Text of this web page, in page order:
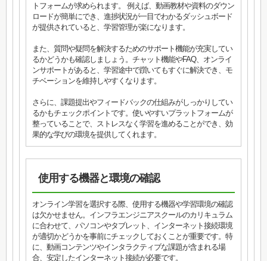
トフォームが求められます。 例えば、動画教材や資料のダウン
ロードが簡単にでき、進捗状況が一目でわかるダッシュボード
が提供されていると、学習管理が楽になります。
また、質問や疑問を解決するためのサポート機能が充実してい
るかどうかも確認しましょう。チャット機能やFAQ、オンライ
ンサポートがあると、学習途中で躓いてもすぐに解決でき、モ
チベーションを維持しやすくなります。
さらに、課題提出やフィードバックの仕組みがしっかりしてい
るかもチェックポイントです。使いやすいプラットフォームが
整っていることで、ストレスなく学習を進めることができ、効
果的な学びの環境を提供してくれます。
使用する機器と環境の確認
オンライン学習を選択する際、使用する機器や学習環境の確認
は欠かせません。インフラエンジニアスクールのカリキュラム
に合わせて、パソコンやタブレット、インターネット接続環境
が適切かどうかを事前にチェックしておくことが重要です。特
に、動画コンテンツやインタラクティブな課題が含まれる場
合、安定したインターネット接続が必要です。